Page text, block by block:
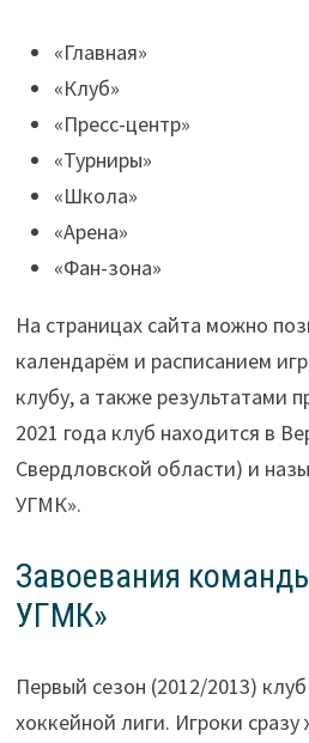
«Главная»
«Клуб»
«Пресс-центр»
«Турниры»
«Школа»
«Арена»
«Фан-зона»
На страницах сайта можно
календарём и расписанием
клубу, а также результатами
2021 года клуб находится в
Свердловской области) и
УГМК».
Завоевания
УГМК»
Первый сезон (2012/2013)
хоккейной лиги. Игроки